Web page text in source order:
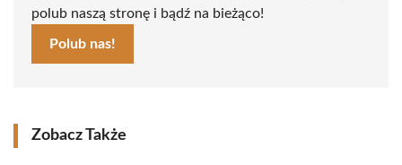
polub naszą stronę i bądź na bieżąco!
Polub nas!
Zobacz Także